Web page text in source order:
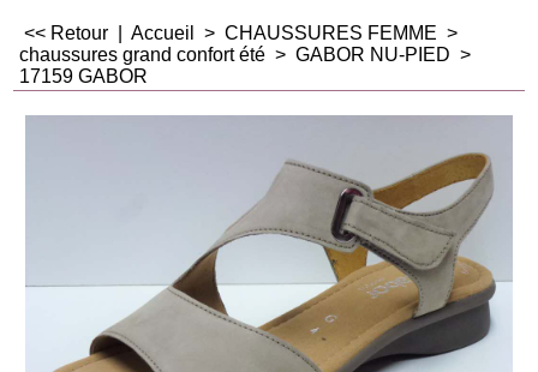
<< Retour Accueil > CHAUSSURES FEMME >
chaussures grand confort été > GABOR NU-PIED >
17159 GABOR